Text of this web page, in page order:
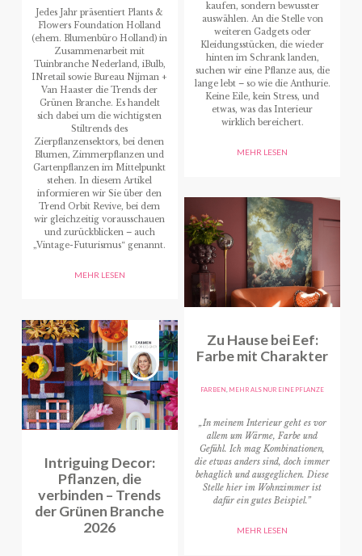
Jedes Jahr präsentiert Plants &
Flowers Foundation Holland
(ehem. Blumenbüro Holland) in
Zusammenarbeit mit
Tuinbranche Nederland, iBulb,
INretail sowie Bureau Nijman +
Van Haaster die Trends der
Grünen Branche. Es handelt
sich dabei um die wichtigsten
Stiltrends des
Zierpflanzensektors, bei denen
Blumen, Zimmerpflanzen und
Gartenpflanzen im Mittelpunkt
stehen. In diesem Artikel
informieren wir Sie über den
Trend Orbit Revive, bei dem
wir gleichzeitig vorausschauen
und zurückblicken – auch
„Vintage-Futurismus“ genannt.
MEHR LESEN
Intriguing Decor:
Pflanzen, die
verbinden – Trends
der Grünen Branche
2026
kaufen, sondern bewusster
auswählen. An die Stelle von
weiteren Gadgets oder
Kleidungsstücken, die wieder
hinten im Schrank landen,
suchen wir eine Pflanze aus, die
lange lebt – so wie die Anthurie.
Keine Eile, kein Stress, und
etwas, was das Interieur
wirklich bereichert.
MEHR LESEN
Zu Hause bei Eef:
Farbe mit Charakter
FARBEN, MEHR ALS NUR EINE PFLANZE
„In meinem Interieur geht es vor
allem um Wärme, Farbe und
Gefühl. Ich mag Kombinationen,
die etwas anders sind, doch immer
behaglich und ausgeglichen. Diese
Stelle hier im Wohnzimmer ist
dafür ein gutes Beispiel.”
MEHR LESEN